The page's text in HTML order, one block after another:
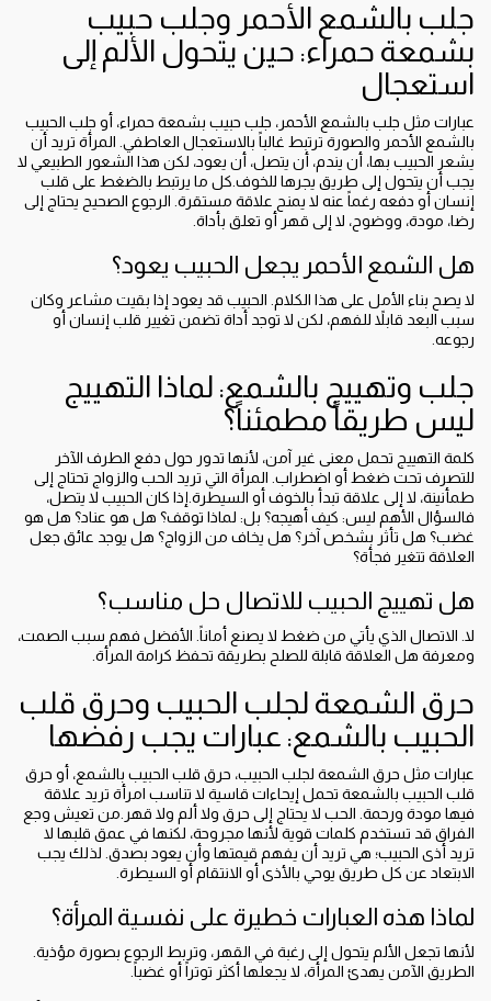
جلب بالشمع الأحمر وجلب حبيب
بشمعة حمراء: حين يتحول الألم إلى
استعجال
عبارات مثل جلب بالشمع الأحمر، جلب حبيب بشمعة حمراء، أو جلب الحبيب
بالشمع الأحمر والصورة ترتبط غالباً بالاستعجال العاطفي. المرأة تريد أن
يشعر الحبيب بها، أن يندم، أن يتصل، أن يعود، لكن هذا الشعور الطبيعي لا
يجب أن يتحول إلى طريق يجرها للخوف.كل ما يرتبط بالضغط على قلب
إنسان أو دفعه رغماً عنه لا يمنح علاقة مستقرة. الرجوع الصحيح يحتاج إلى
رضا، مودة، ووضوح، لا إلى قهر أو تعلق بأداة.
هل الشمع الأحمر يجعل الحبيب يعود؟
لا يصح بناء الأمل على هذا الكلام. الحبيب قد يعود إذا بقيت مشاعر وكان
سبب البعد قابلاً للفهم، لكن لا توجد أداة تضمن تغيير قلب إنسان أو
رجوعه.
جلب وتهييج بالشمع: لماذا التهييج
ليس طريقاً مطمئناً؟
كلمة التهييج تحمل معنى غير آمن، لأنها تدور حول دفع الطرف الآخر
للتصرف تحت ضغط أو اضطراب. المرأة التي تريد الحب والزواج تحتاج إلى
طمأنينة، لا إلى علاقة تبدأ بالخوف أو السيطرة.إذا كان الحبيب لا يتصل،
فالسؤال الأهم ليس: كيف أهيجه؟ بل: لماذا توقف؟ هل هو عناد؟ هل هو
غضب؟ هل تأثر بشخص آخر؟ هل يخاف من الزواج؟ هل يوجد عائق جعل
العلاقة تتغير فجأة؟
هل تهييج الحبيب للاتصال حل مناسب؟
لا. الاتصال الذي يأتي من ضغط لا يصنع أماناً. الأفضل فهم سبب الصمت،
ومعرفة هل العلاقة قابلة للصلح بطريقة تحفظ كرامة المرأة.
حرق الشمعة لجلب الحبيب وحرق قلب
الحبيب بالشمع: عبارات يجب رفضها
عبارات مثل حرق الشمعة لجلب الحبيب، حرق قلب الحبيب بالشمع، أو حرق
قلب الحبيب بالشمعة تحمل إيحاءات قاسية لا تناسب امرأة تريد علاقة
فيها مودة ورحمة. الحب لا يحتاج إلى حرق ولا ألم ولا قهر.من تعيش وجع
الفراق قد تستخدم كلمات قوية لأنها مجروحة، لكنها في عمق قلبها لا
تريد أذى الحبيب؛ هي تريد أن يفهم قيمتها وأن يعود بصدق. لذلك يجب
الابتعاد عن كل طريق يوحي بالأذى أو الانتقام أو السيطرة.
لماذا هذه العبارات خطيرة على نفسية المرأة؟
لأنها تجعل الألم يتحول إلى رغبة في القهر، وتربط الرجوع بصورة مؤذية.
الطريق الآمن يهدئ المرأة، لا يجعلها أكثر توتراً أو غضباً.